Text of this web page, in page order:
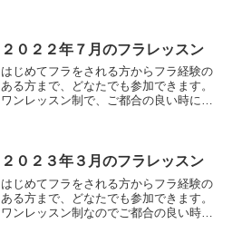
ンドモーション・曲にあわ...
２０２２年７月のフラレッスン
はじめてフラをされる方からフラ経験の
ある方まで、どなたでも参加できます。
ワンレッスン制で、ご都合の良い時に参
級）とエンジョイクラス（初...
２０２３年３月のフラレッスン
はじめてフラをされる方からフラ経験の
ある方まで、どなたでも参加できます。
ワンレッスン制なのでご都合の良い時